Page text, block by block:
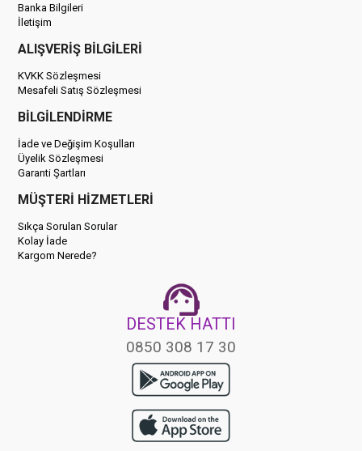
Banka Bilgileri
İletişim
ALIŞVERİŞ BİLGİLERİ
KVKK Sözleşmesi
Mesafeli Satış Sözleşmesi
BİLGİLENDİRME
İade ve Değişim Koşulları
Üyelik Sözleşmesi
Garanti Şartları
MÜŞTERİ HİZMETLERİ
Sıkça Sorulan Sorular
Kolay İade
Kargom Nerede?
DESTEK HATTI
0850 308 17 30